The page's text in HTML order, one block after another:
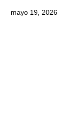
mayo 19, 2026